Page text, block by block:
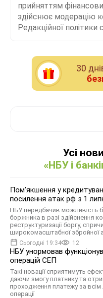
прийняттям
здійснює модерацію
Редакційної політики
30
Усі
«НБУ і
Помʼякшення у
посилення атак рф з 1
НБУ передбачив можливість
боржника в разі здійснення
реструктуризації боргу,
широкомасштабної збройної
Сьогодні 19:34 12
НБУ унормовав
операцій СЕП
Такі новації сприятимуть
даючи змогу платнику та
проходження платежу за
операції